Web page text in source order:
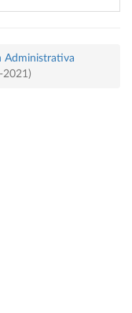
Administrativa
2021)